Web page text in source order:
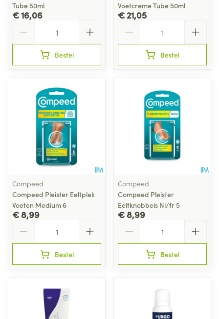
Tube 50ml
€ 16,06
Bestel
Voetcreme Tube 50ml
€ 21,05
Bestel
Compeed
Compeed Pleister Eeltplek
Voeten Medium 6
€ 8,99
Bestel
Compeed
Compeed Pleister
Eeltknobbels Nl/fr 5
€ 8,99
Bestel